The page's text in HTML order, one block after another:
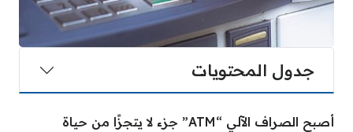
جدول المحتويات
أصبح الصراف الآلي “ATM” جزء لا يتجزًا من حياة